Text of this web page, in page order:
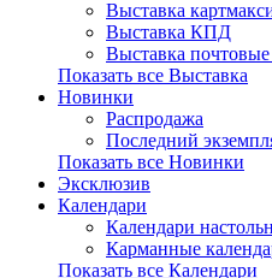
Выставка
Выставка КПД
Выставка
Показать все Выставка
Новинки
Распродажа
Последний
Показать все Новинки
Эксклюзив
Календари
Календари
Карманные
Показать все Календари